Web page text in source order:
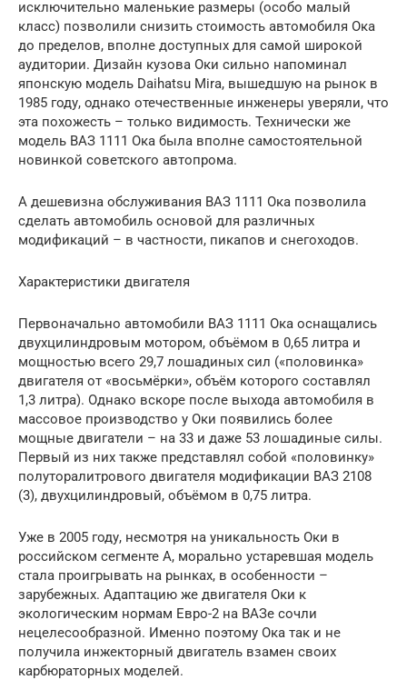
исключительно маленькие размеры (особо малый
класс) позволили снизить стоимость автомобиля Ока
до пределов, вполне доступных для самой широкой
аудитории. Дизайн кузова Оки сильно напоминал
японскую модель Daihatsu Mira, вышедшую на рынок в
1985 году, однако отечественные инженеры уверяли, что
эта похожесть – только видимость. Технически же
модель ВАЗ 1111 Ока была вполне самостоятельной
новинкой советского автопрома.
А дешевизна обслуживания ВАЗ 1111 Ока позволила
сделать автомобиль основой для различных
модификаций – в частности, пикапов и снегоходов.
Характеристики двигателя
Первоначально автомобили ВАЗ 1111 Ока оснащались
двухцилиндровым мотором, объёмом в 0,65 литра и
мощностью всего 29,7 лошадиных сил («половинка»
двигателя от «восьмёрки», объём которого составлял
1,3 литра). Однако вскоре после выхода автомобиля в
массовое производство у Оки появились более
мощные двигатели – на 33 и даже 53 лошадиные силы.
Первый из них также представлял собой «половинку»
полуторалитрового двигателя модификации ВАЗ 2108
(3), двухцилиндровый, объёмом в 0,75 литра.
Уже в 2005 году, несмотря на уникальность Оки в
российском сегменте А, морально устаревшая модель
стала проигрывать на рынках, в особенности –
зарубежных. Адаптацию же двигателя Оки к
экологическим нормам Евро-2 на ВАЗе сочли
нецелесообразной. Именно поэтому Ока так и не
получила инжекторный двигатель взамен своих
карбюраторных моделей.